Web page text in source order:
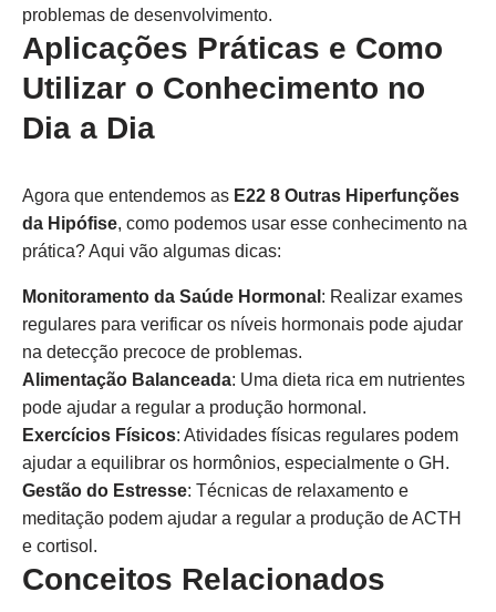
problemas de desenvolvimento.
Aplicações Práticas e Como
Utilizar o Conhecimento no
Dia a Dia
Agora que entendemos as E22 8 Outras Hiperfunções
da Hipófise, como podemos usar esse conhecimento na
prática? Aqui vão algumas dicas:
Monitoramento da Saúde Hormonal : Realizar exames
regulares para verificar os níveis hormonais pode ajudar
na detecção precoce de problemas.
Alimentação Balanceada: Uma dieta rica em nutrientes
pode ajudar a regular a produção hormonal.
Exercícios Físicos: Atividades físicas regulares podem
ajudar a equilibrar os hormônios, especialmente o GH.
Gestão do Estresse: Técnicas de relaxamento e
meditação podem ajudar a regular a produção de ACTH
e cortisol.
Conceitos Relacionados